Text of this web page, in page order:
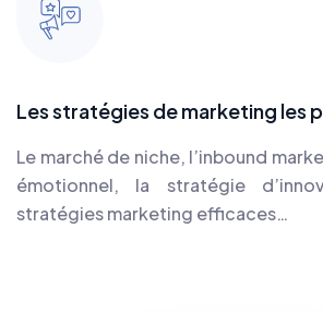
Les stratégies de marketing les
Le marché de niche, l’inbound
émotionnel, la stratégie
stratégies marketing efficaces…